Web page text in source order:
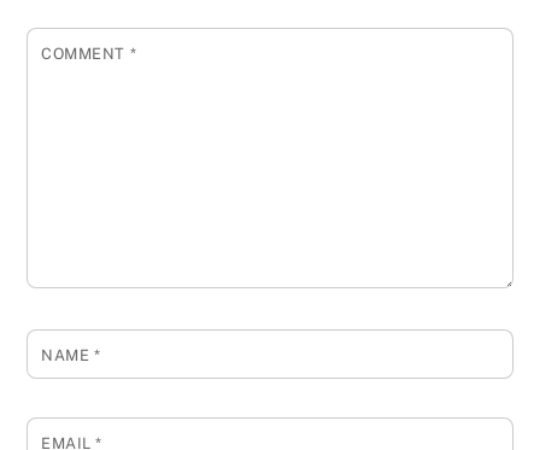
COMMENT *
NAME *
EMAIL*